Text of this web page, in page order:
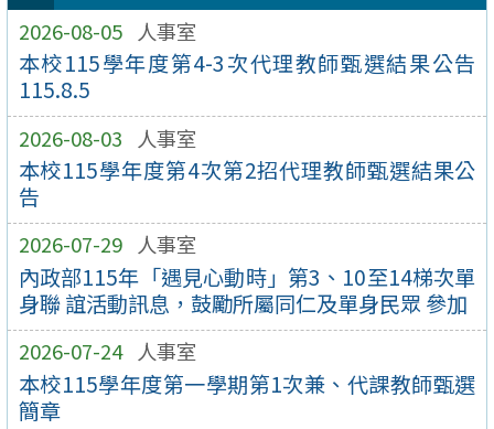
2026-08-05 人事室
本校115學年度第4-3次代理教師甄選結果公告
115.8.5
2026-08-03 人事室
本校115學年度第4次第2招代理教師甄選結果公
告
2026-07-29 人事室
內政部115年「遇見心動時」第3、10至14梯次單
身聯 誼活動訊息，鼓勵所屬同仁及單身民眾 參加
2026-07-24 人事室
本校115學年度第一學期第1次兼、代課教師甄選
簡章